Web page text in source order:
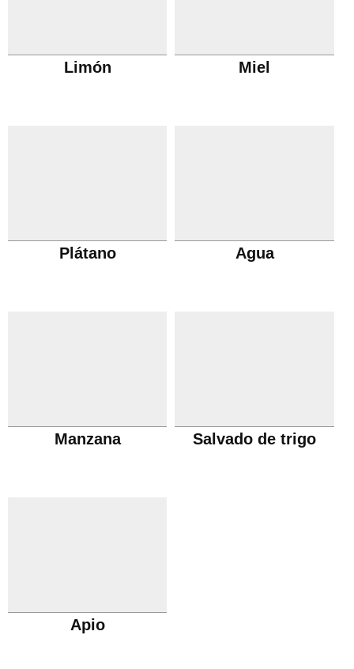
Limón Miel
Plátano Agua
Manzana Salvado de trigo
Apio